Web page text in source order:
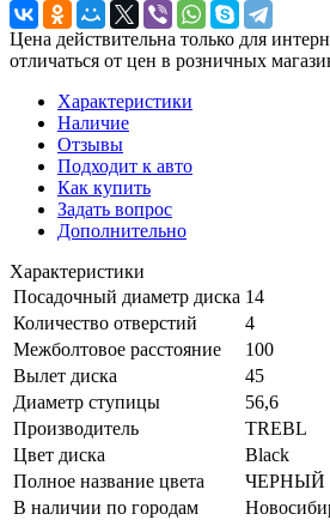
Цена действительна только для
отличаться от цен в розничных
Характеристики
Наличие
Отзывы
Подходит к авто
Как купить
Задать вопрос
Дополнительно
Характеристики
Посадочный диаметр диска 14
Количество отверстий
4
Межболтовое расстояние
100
Вылет диска
45
Диаметр ступицы
56,6
Производитель
TREBL
Цвет диска
Black
Полное название цвета
ЧЕРНЫЙ
В наличии по городам